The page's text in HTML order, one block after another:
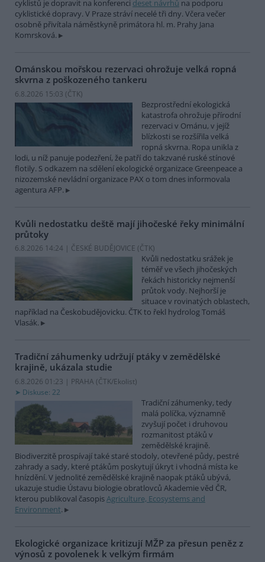
cyklistů je dopravit na konferenci deset návrhů na podporu
cyklistické dopravy. V Praze stráví necelé tři dny. Včera večer
osobně přivítala náměstkyně primátora hl. m. Prahy Jana
Komrsková.
Ománskou mořskou rezervaci ohrožuje velká ropná
skvrna z poškozeného tankeru
6.8.2026 15:03 (ČTK)
Bezprostřední ekologická
katastrofa ohrožuje přírodní
rezervaci v Ománu, v jejíž
blízkosti se rozšířila velká
ropná skvrna. Ropa unikla z
lodi, u níž panuje podezření, že patří do takzvané ruské stínové
flotily. S odkazem na sdělení ekologické organizace Greenpeace a
nizozemské nevládní organizace PAX o tom dnes informovala
agentura AFP.
Kvůli nedostatku deště mají jihočeské řeky minimální
průtoky
6.8.2026 14:24 | ČESKÉ BUDĚJOVICE (ČTK)
Kvůli nedostatku srážek je
téměř ve všech jihočeských
řekách historicky nejmenší
průtok vody. Nejhorší je
situace v rovinatých oblastech,
například na Českobudějovicku. ČTK to řekl hydrolog Tomáš
Vlasák.
Tradiční záhumenky udržují ptáky v zemědělské
krajině, ukázala studie
6.8.2026 01:23 | PRAHA (ČTK/Ekolist)
Diskuse: 22
Tradiční záhumenky, tedy
malá políčka, významně
zvyšují počet i druhovou
rozmanitost ptáků v
zemědělské krajině.
Biodiverzitě prospívají také staré stodoly, otevřené půdy, pestré
zahrady a sady, které ptákům poskytují úkryt i vhodná místa ke
hnízdění. V jednolité zemědělské krajině naopak ptáků ubývá,
ukazuje studie Ústavu biologie obratlovců Akademie věd ČR,
kterou publikoval časopisAgriculture, Ecosystems and
Environment.
Ekologické organizace kritizují MŽP za přesun peněz z
výnosů z povolenek k velkým firmám